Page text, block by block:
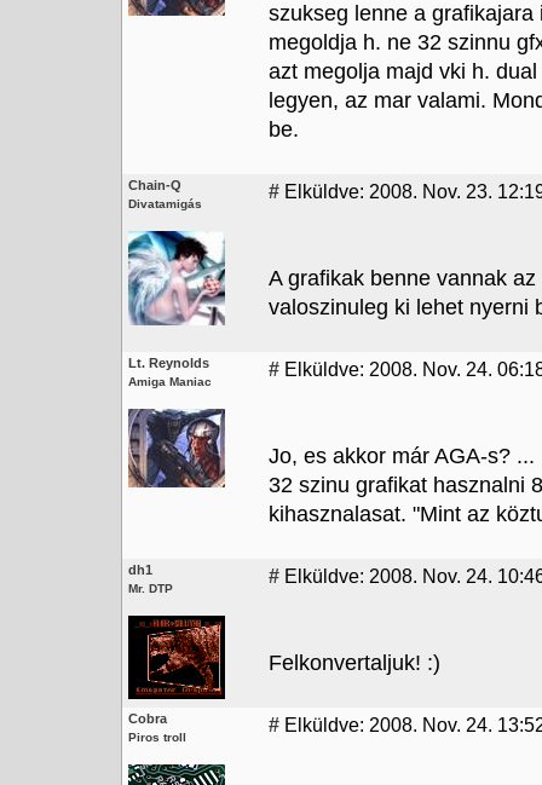
szukseg lenne a
megoldja h. ne 32 szinnu
azt megolja majd vki h.
legyen, az mar valami.
be.
Chain-Q
Divatamigás
# Elküldve: 2008. Nov. 23.
A grafikak benne vannak
valoszinuleg ki lehet nyerni
Lt. Reynolds
Amiga Maniac
# Elküldve: 2008. Nov. 24.
Jo, es akkor már AGA-s? ...
32 szinu grafikat hasznalni
kihasznalasat. "Mint az
dh1
Mr. DTP
# Elküldve: 2008. Nov. 24.
Felkonvertaljuk! :)
Cobra
Piros troll
# Elküldve: 2008. Nov. 24.